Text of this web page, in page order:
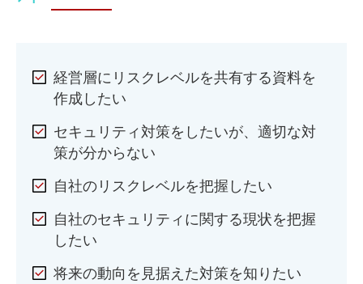
経営層にリスクレベルを共有する資料を
作成したい
セキュリティ対策をしたいが、適切な対
策が分からない
自社のリスクレベルを把握したい
自社のセキュリティに関する現状を把握
したい
将来の動向を見据えた対策を知りたい